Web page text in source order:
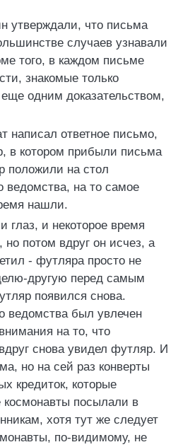
утверждали, что письма
случаев узнавали
того, в каждом письме
знакомые только
одним доказательством,
написал ответное письмо,
в котором прибыли письма
положили на стол
ведомства, на то самое
нашли.
глаз, и некоторое время
но потом вдруг он исчез, а
- футляра просто не
другую перед самым
появился снова.
ведомства был увлечен
на то, что
снова увидел футляр. И
но на сей раз конверты
кредиток, которые
посылали в
хотя тут же следует
по-видимому, не